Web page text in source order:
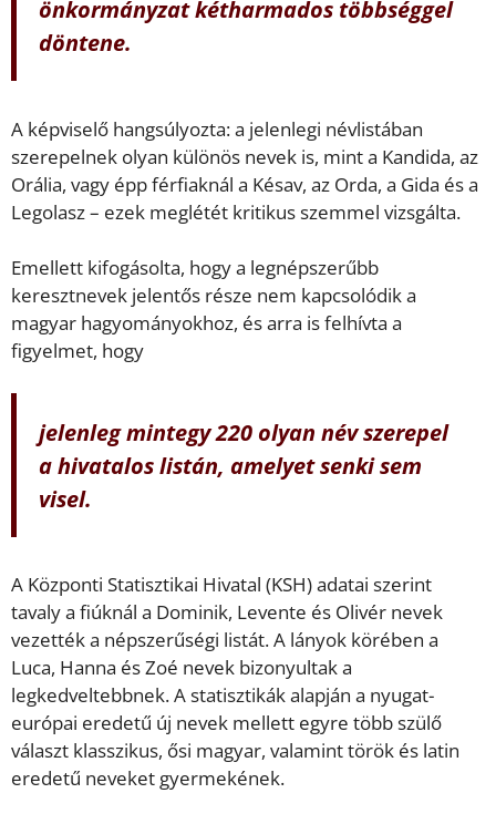
önkormányzat kétharmados többséggel
döntene.
A képviselő hangsúlyozta: a jelenlegi névlistában
szerepelnek olyan különös nevek is, mint a Kandida, az
Orália, vagy épp férfiaknál a Késav, az Orda, a Gida és a
Legolasz – ezek meglétét kritikus szemmel vizsgálta.
Emellett kifogásolta, hogy a legnépszerűbb
keresztnevek jelentős része nem kapcsolódik a
magyar hagyományokhoz, és arra is felhívta a
figyelmet, hogy
jelenleg mintegy 220 olyan név szerepel
a hivatalos listán, amelyet senki sem
visel.
A Központi Statisztikai Hivatal (KSH) adatai szerint
tavaly a fiúknál a Dominik, Levente és Olivér nevek
vezették a népszerűségi listát. A lányok körében a
Luca, Hanna és Zoé nevek bizonyultak a
legkedveltebbnek. A statisztikák alapján a nyugat-
európai eredetű új nevek mellett egyre több szülő
választ klasszikus, ősi magyar, valamint török és latin
eredetű neveket gyermekének.